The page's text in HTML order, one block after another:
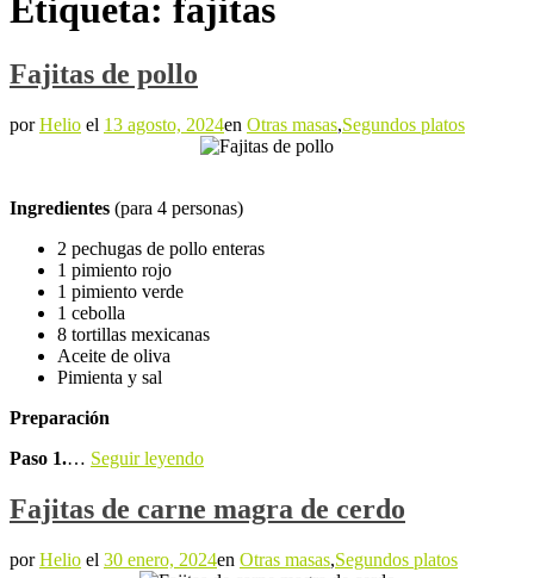
Etiqueta: fajitas
Fajitas de pollo
porHelio el 13 agosto, 2024en Otras masas,Segundos platos
Ingredientes (para 4 personas)
2 pechugas de pollo enteras
1 pimiento rojo
1 pimiento verde
1 cebolla
8 tortillas mexicanas
Aceite de oliva
Pimienta y sal
Preparación
Paso 1.… Seguir leyendo
Fajitas de carne magra de cerdo
porHelio el 30 enero, 2024en Otras masas,Segundos platos